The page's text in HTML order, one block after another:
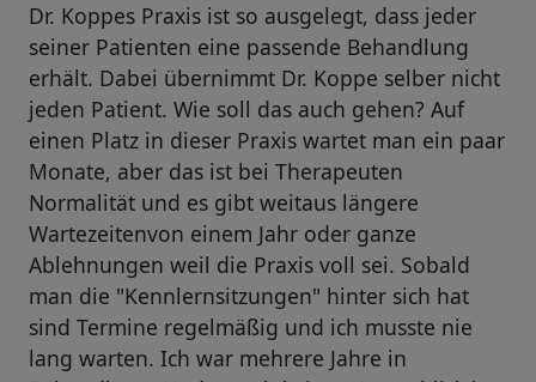
Dr. Koppes Praxis ist so ausgelegt, dass jeder
seiner Patienten eine passende Behandlung
erhält. Dabei übernimmt Dr. Koppe selber nicht
jeden Patient. Wie soll das auch gehen? Auf
einen Platz in dieser Praxis wartet man ein paar
Monate, aber das ist bei Therapeuten
Normalität und es gibt weitaus längere
Wartezeitenvon einem Jahr oder ganze
Ablehnungen weil die Praxis voll sei. Sobald
man die "Kennlernsitzungen" hinter sich hat
sind Termine regelmäßig und ich musste nie
lang warten. Ich war mehrere Jahre in